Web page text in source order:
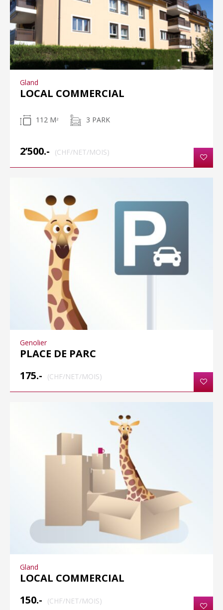
Gland
LOCAL COMMERCIAL
112 M 2 3 PARK
2’500.- (CHF/NET/MOIS)
Genolier
PLACE DE PARC
175.-
(CHF/NET/MOIS)
Gland
LOCAL COMMERCIAL
150.-
(CHF/NET/MOIS)